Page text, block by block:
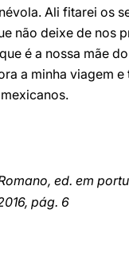
Ali fitarei os
não deixe de nos
é a nossa mãe do
a minha viagem e
ed. em
pág. 6